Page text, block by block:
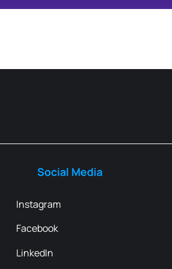
Social Media
Instagram
Facebook
LinkedIn